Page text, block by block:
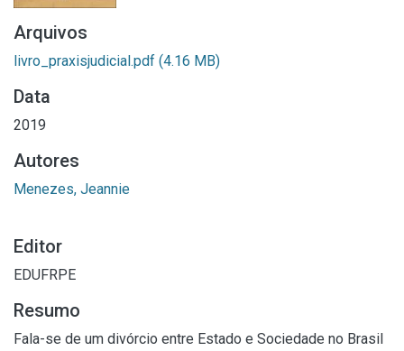
Arquivos
livro_praxisjudicial.pdf (4.16 MB)
Data
2019
Autores
Menezes, Jeannie
Editor
EDUFRPE
Resumo
Fala-se de um divórcio entre Estado e Sociedade no Brasil